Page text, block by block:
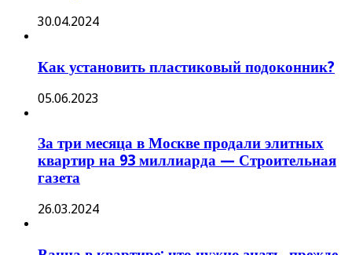
30.04.2024
Как установить пластиковый подоконник?
05.06.2023
За три месяца в Москве продали элитных
квартир на 93 миллиарда — Строительная
газета
26.03.2024